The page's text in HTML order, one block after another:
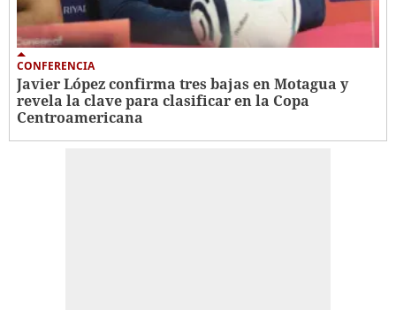
CONFERENCIA
Javier López confirma tres bajas en Motagua y
revela la clave para clasificar en la Copa
Centroamericana